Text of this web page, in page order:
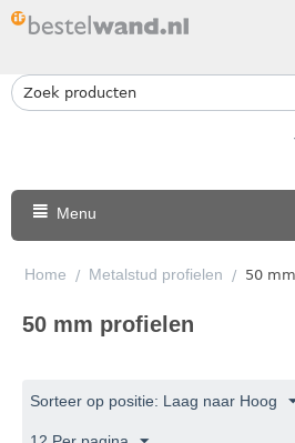
Menu
Home / Metalstud profielen / 50
50 mm profielen
Sorteer op positie: Laag naar Hoog